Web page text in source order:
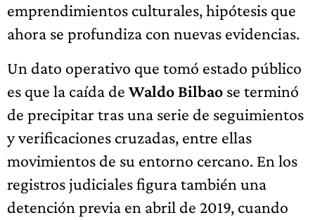
emprendimientos culturales, hipótesis que
ahora se profundiza con nuevas evidencias.
Un dato operativo que tomó estado público
es que la caída de Waldo Bilbao se terminó
de precipitar tras una serie de seguimientos
y verificaciones cruzadas, entre ellas
movimientos de su entorno cercano. En los
registros judiciales figura también una
detención previa en abril de 2019, cuando